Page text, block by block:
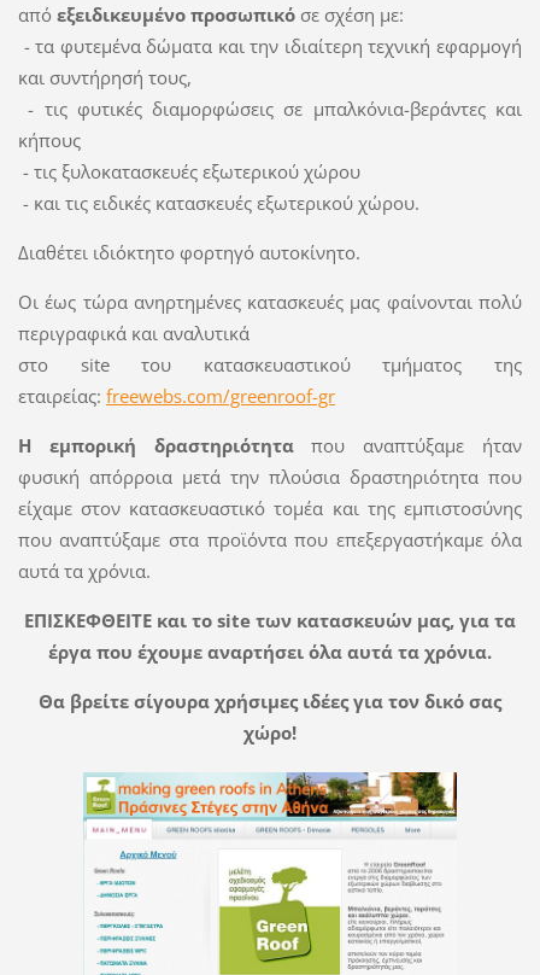
από εξειδικευμένο προσωπικόσε σχέση με:
- τα φυτεμένα δώματα και την ιδιαίτερη τεχνική εφαρμογή
και συντήρησή τους,
- τις φυτικές διαμορφώσεις σε μπαλκόνια-βεράντες και
κήπους
- τις ξυλοκατασκευές εξωτερικού χώρου
- και τις ειδικές κατασκευές εξωτερικού χώρου.
Διαθέτει ιδιόκτητο φορτηγό αυτοκίνητο.
Οι έως τώρα ανηρτημένες κατασκευές μας φαίνονται πολύ
περιγραφικά και αναλυτικά
στο site του κατασκευαστικού τμήματος της
εταιρείας: freewebs.com/greenroof-gr
Η εμπορική δραστηριότηταπου αναπτύξαμε ήταν
φυσική απόρροια μετά την πλούσια δραστηριότητα που
είχαμε στον κατασκευαστικό τομέα και της εμπιστοσύνης
που αναπτύξαμε στα προϊόντα που επεξεργαστήκαμε όλα
αυτά τα χρόνια.
ΕΠΙΣΚΕΦΘΕΙΤΕ και το site των κατασκευών μας, για τα
έργα που έχουμε αναρτήσει όλα αυτά τα χρόνια.
Θα βρείτε σίγουρα χρήσιμες ιδέες για τον δικό σας
χώρο!